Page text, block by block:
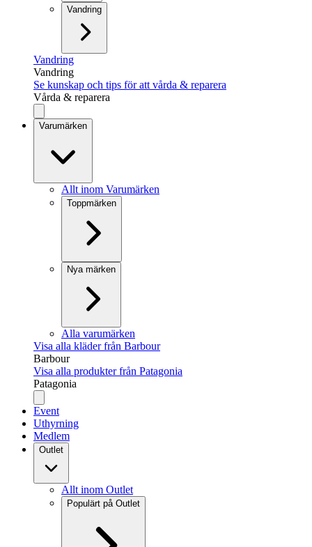
Vandring
Vandring
Vandring
Se kunskap och tips för att vårda & reparera
Vårda & reparera
Varumärken
Allt inom Varumärken
Toppmärken
Nya märken
Alla varumärken
Visa alla kläder från Barbour
Barbour
Visa alla produkter från Patagonia
Patagonia
Event
Uthyrning
Medlem
Outlet
Allt inom Outlet
Populärt på Outlet